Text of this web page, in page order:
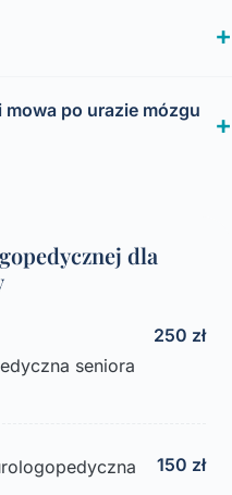
po urazie mózgu
dla
seniora
250 zł
150 zł